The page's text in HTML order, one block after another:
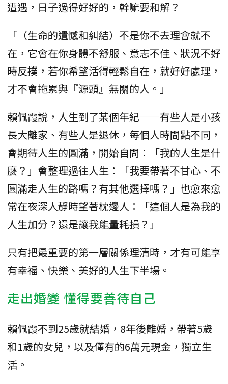
遭遇，日子過得好好的，幹嘛要和解？
「（生命的遺憾和糾結）不是你不去理會就不
在，它會在你身體不舒服、意志不佳、狀況不好
時反撲，若你希望活得輕鬆自在，就好好處理，
才不會拖累與『源頭』無關的人。」
賴佩霞說，人生到了某個年紀——有些人是小孩
長大離家、有些人是退休，每個人時間點不同，
會期待人生的圓滿，開始自問：「我的人生是什
麼？」會整理過往人生：「我要帶著不甘心、不
圓滿走人生的路嗎？有其他選擇嗎？」也愈來愈
常在夜深人靜時望著枕邊人：「這個人是為我的
人生加分？還是讓我能量耗損？」
只有把最重要的第一層關係理清時，才有可能享
有幸福、快樂、美好的人生下半場。
走出婚變 懂得要善待自己
賴佩霞不到25歲就結婚，8年後離婚，帶著5歲
和1歲的女兒，以及僅有的6萬元現金，獨立生
活。